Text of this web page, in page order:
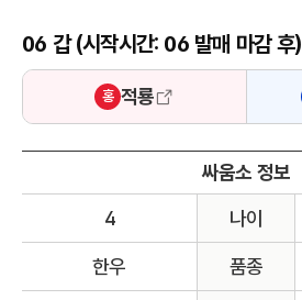
06 갑 (시작시간: 06 발매 마감 후)
홍 적룡
싸움소 정보
나이
4
품종
한우